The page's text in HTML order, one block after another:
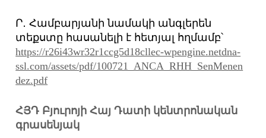
Ր․ Համբարյանի նամակի անգլերեն
տեքստը հասանելի է հետյալ հղմամբ՝
https://r26i43wr32r1ccg5d18cllec-wpengine.netdna-
ssl.com/assets/pdf/100721_ANCA_RHH_SenMenen
dez.pdf
ՀՅԴ Բյուրոյի Հայ Դատի կենտրոնական
գրասենյակ